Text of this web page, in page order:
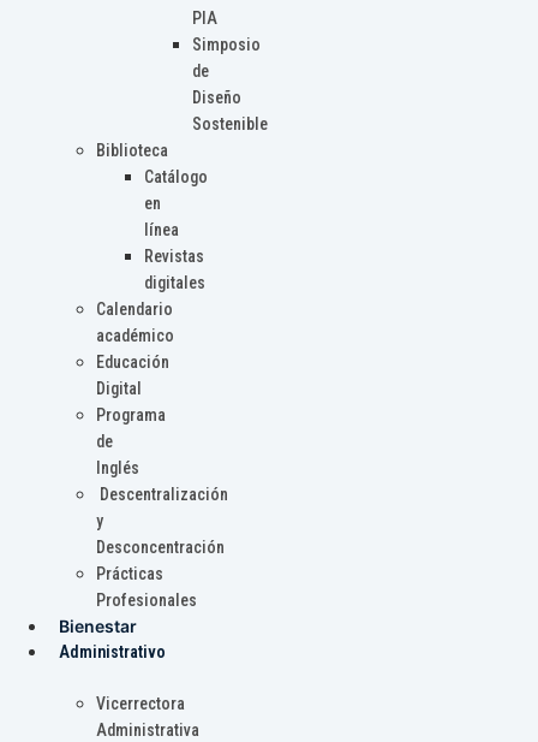
PIA
Simposio
de
Diseño
Sostenible
Biblioteca
Catálogo
en
línea
Revistas
digitales
Calendario
académico
Educación
Digital
Programa
de
Inglés
Descentralización
y
Desconcentración
Prácticas
Profesionales
Bienestar
Administrativo
Vicerrectora
Administrativa